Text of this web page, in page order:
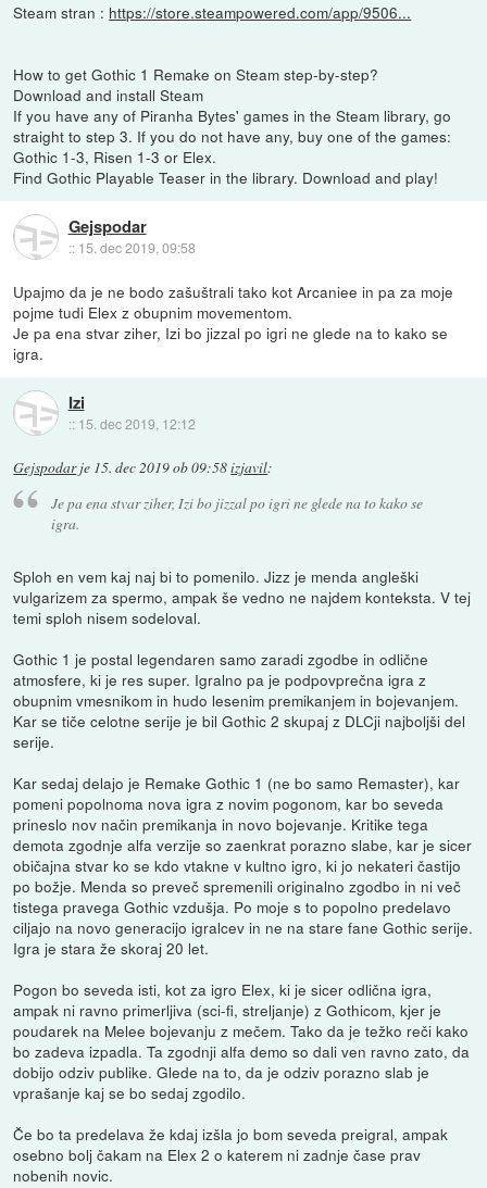
Steam stran : https://store.steampowered.com/app/9506...
How to get Gothic 1 Remake on Steam step-by-step?
Download and install Steam
If you have any of Piranha Bytes' games in the Steam library, go
straight to step 3. If you do not have any, buy one of the games:
Gothic 1-3, Risen 1-3 or Elex.
Find Gothic Playable Teaser in the library. Download and play!
Gejspodar
:: 15. dec 2019, 09:58
Upajmo da je ne bodo zašuštrali tako kot Arcaniee in pa za moje
pojme tudi Elex z obupnim movementom.
Je pa ena stvar ziher, Izi bo jizzal po igri ne glede na to kako se
igra.
Izi
:: 15. dec 2019, 12:12
Gejspodarje 15. dec 2019 ob 09:58izjavil:
Je pa ena stvar ziher, Izi bo jizzal po igri ne glede na to kako se
igra.
Sploh en vem kaj naj bi to pomenilo. Jizz je menda angleški
vulgarizem za spermo, ampak še vedno ne najdem konteksta. V tej
temi sploh nisem sodeloval.
Gothic 1 je postal legendaren samo zaradi zgodbe in odlične
atmosfere, ki je res super. Igralno pa je podpovprečna igra z
obupnim vmesnikom in hudo lesenim premikanjem in bojevanjem.
Kar se tiče celotne serije je bil Gothic 2 skupaj z DLCji najboljši del
serije.
Kar sedaj delajo je Remake Gothic 1 (ne bo samo Remaster), kar
pomeni popolnoma nova igra z novim pogonom, kar bo seveda
prineslo nov način premikanja in novo bojevanje. Kritike tega
demota zgodnje alfa verzije so zaenkrat porazno slabe, kar je sicer
običajna stvar ko se kdo vtakne v kultno igro, ki jo nekateri častijo
po božje. Menda so preveč spremenili originalno zgodbo in ni več
tistega pravega Gothic vzdušja. Po moje s to popolno predelavo
ciljajo na novo generacijo igralcev in ne na stare fane Gothic serije.
Igra je stara že skoraj 20 let.
Pogon bo seveda isti, kot za igro Elex, ki je sicer odlična igra,
ampak ni ravno primerljiva (sci-fi, streljanje) z Gothicom, kjer je
poudarek na Melee bojevanju z mečem. Tako da je težko reči kako
bo zadeva izpadla. Ta zgodnji alfa demo so dali ven ravno zato, da
dobijo odziv publike. Glede na to, da je odziv porazno slab je
vprašanje kaj se bo sedaj zgodilo.
Če bo ta predelava že kdaj izšla jo bom seveda preigral, ampak
osebno bolj čakam na Elex 2 o katerem ni zadnje čase prav
nobenih novic.